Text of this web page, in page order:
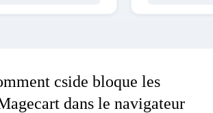
cside bloque les
dans le navigateur